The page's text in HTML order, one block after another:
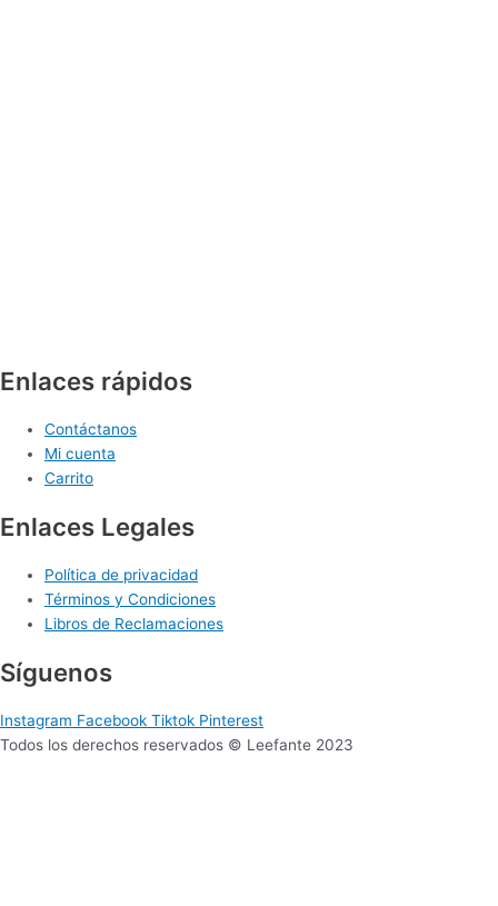
Enlaces rápidos
Contáctanos
Mi cuenta
Carrito
Enlaces Legales
Política de privacidad
Términos y Condiciones
Libros de Reclamaciones
Síguenos
Instagram Facebook Tiktok Pinterest
Todos los derechos reservados © Leefante 2023